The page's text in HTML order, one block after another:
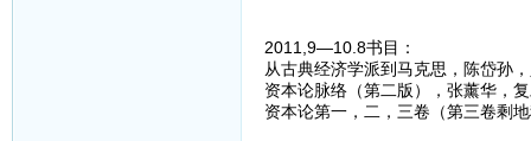
2011,9—10.8书目：
从古典经济学派到马克思，陈岱孙
资本论脉络（第二版），张薰华，
资本论第一，二，三卷（第三卷剩